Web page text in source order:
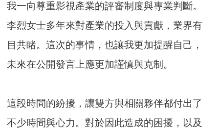
我一向尊重影視產業的評審制度與專業判斷。
李烈女士多年來對產業的投入與貢獻，業界有
目共睹。這次的事情，也讓我更加提醒自己，
未來在公開發言上應更加謹慎與克制。
這段時間的紛擾，讓雙方與相關夥伴都付出了
不少時間與心力。對於因此造成的困擾，以及